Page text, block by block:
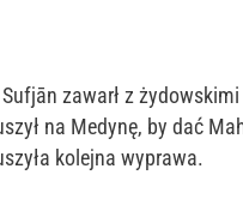
zawarł z
na Medynę, by dać
kolejna wyprawa.